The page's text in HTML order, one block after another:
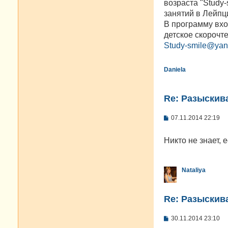
и
е
возраста
занятий в
В программу
детское
Study-
Daniela
Re:
С
б
и
е
07.11.2014 22:19
Никто не знает,
Nataliya
Re:
С
30.11.2014 23:10